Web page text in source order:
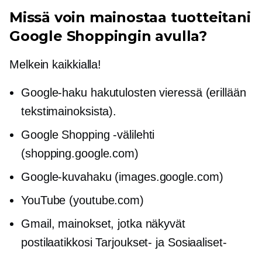
Missä voin mainostaa tuotteitani
Google Shoppingin avulla?
Melkein kaikkialla!
Google-haku hakutulosten vieressä (erillään
tekstimainoksista).
Google Shopping -välilehti
(shopping.google.com)
Google-kuvahaku (images.google.com)
YouTube (youtube.com)
Gmail, mainokset, jotka näkyvät
postilaatikkosi Tarjoukset- ja Sosiaaliset-